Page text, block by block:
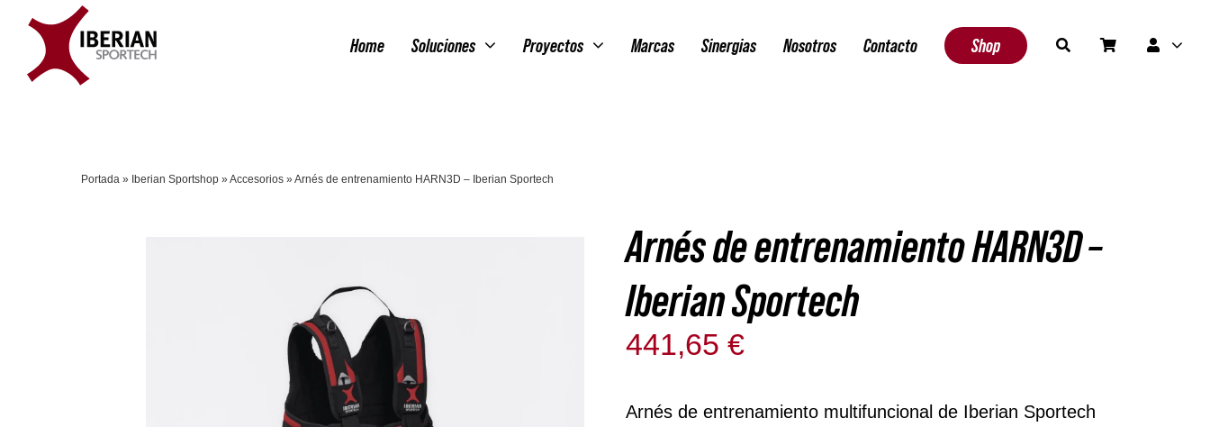
contenido
Home Soluciones Proyectos Marcas Sinergias Nosotros Contacto Shop
Portada» Iberian Sportshop»Accesorios»Arnés de entrenamiento HARN3D – Iberian Sportech
Arnés de entrenamiento HARN3D –
Iberian Sportech
441,65€
Arnés de entrenamiento multifuncional de Iberian Sportech